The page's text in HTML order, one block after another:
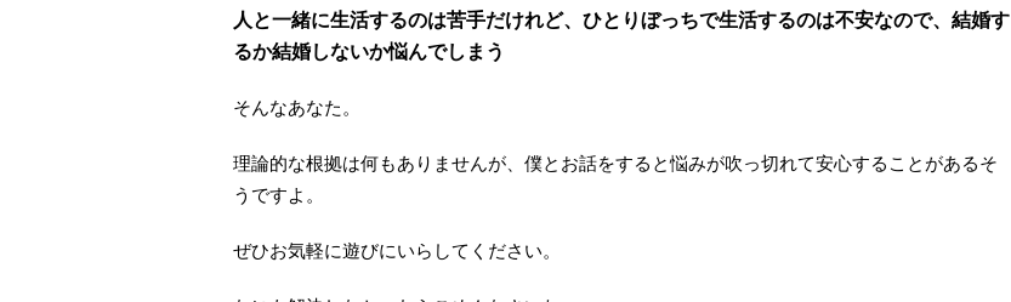
人と一緒に生活するのは苦手だけれど、ひとりぼっちで生活するのは不安なので、結婚す
るか結婚しないか悩んでしまう
そんなあなた。
理論的な根拠は何もありませんが、僕とお話をすると悩みが吹っ切れて安心することがあるそ
うですよ。
ぜひお気軽に遊びにいらしてください。